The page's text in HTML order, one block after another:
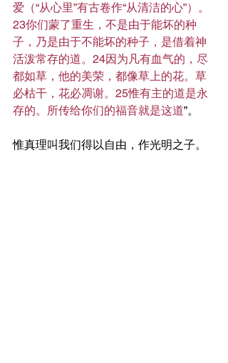
爱（“从心里”有古卷作“从清洁的心”）。
23你们蒙了重生，不是由于能坏的种
子，乃是由于不能坏的种子，是借着神
活泼常存的道。24因为凡有血气的，尽
都如草，他的美荣，都像草上的花。草
必枯干，花必凋谢。25惟有主的道是永
存的。所传给你们的福音就是这道”。
惟真理叫我们得以自由，作光明之子。